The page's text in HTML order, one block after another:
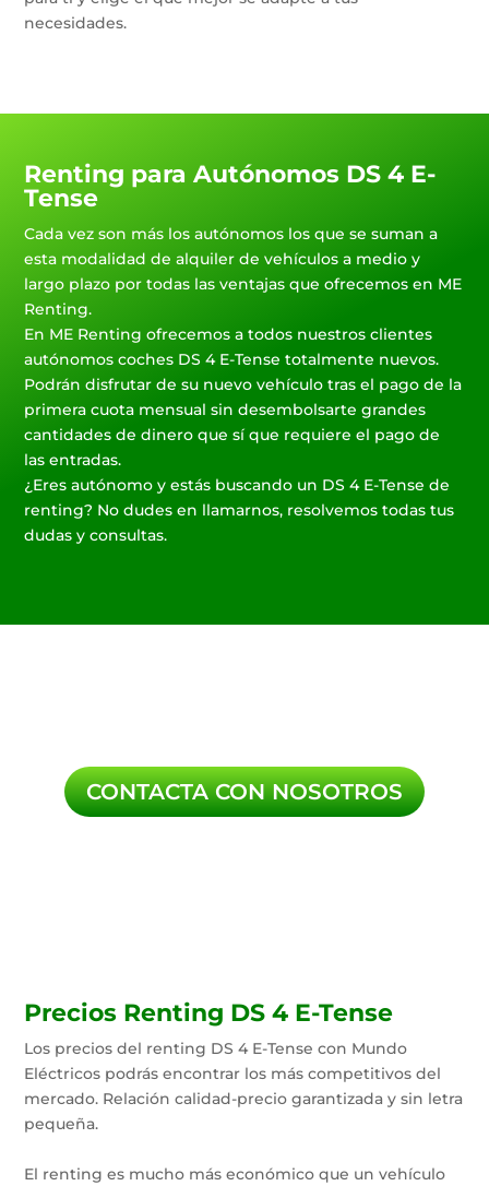
necesidades.
Renting para Autónomos DS 4 E-
Tense
Cada vez son más los autónomos los que se suman a
esta modalidad de alquiler de vehículos a medio y
largo plazo por todas las ventajas que ofrecemos en ME
Renting.
En ME Renting ofrecemos a todos nuestros clientes
autónomos coches DS 4 E-Tense totalmente nuevos.
Podrán disfrutar de su nuevo vehículo tras el pago de la
primera cuota mensual sin desembolsarte grandes
cantidades de dinero que sí que requiere el pago de
las entradas.
¿Eres autónomo y estás buscando un DS 4 E-Tense de
renting? No dudes en llamarnos, resolvemos todas tus
dudas y consultas.
CONTACTA CON NOSOTROS
Precios Renting DS 4 E-Tense
Los precios del renting DS 4 E-Tense con Mundo
Eléctricos podrás encontrar los más competitivos del
mercado. Relación calidad-precio garantizada y sin letra
pequeña.
El renting es mucho más económico que un vehículo